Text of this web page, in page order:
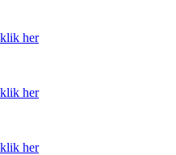
klik her
klik her
klik her